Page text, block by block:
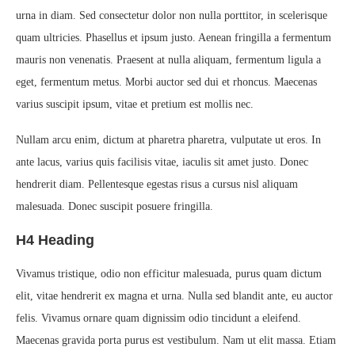
urna in diam. Sed consectetur dolor non nulla porttitor, in scelerisque
quam ultricies. Phasellus et ipsum justo. Aenean fringilla a fermentum
mauris non venenatis. Praesent at nulla aliquam, fermentum ligula a
eget, fermentum metus. Morbi auctor sed dui et rhoncus. Maecenas
varius suscipit ipsum, vitae et pretium est mollis nec.
Nullam arcu enim, dictum at pharetra pharetra, vulputate ut eros. In
ante lacus, varius quis facilisis vitae, iaculis sit amet justo. Donec
hendrerit diam. Pellentesque egestas risus a cursus nisl aliquam
malesuada. Donec suscipit posuere fringilla.
H4 Heading
Vivamus tristique, odio non efficitur malesuada, purus quam dictum
elit, vitae hendrerit ex magna et urna. Nulla sed blandit ante, eu auctor
felis. Vivamus ornare quam dignissim odio tincidunt a eleifend.
Maecenas gravida porta purus est vestibulum. Nam ut elit massa. Etiam